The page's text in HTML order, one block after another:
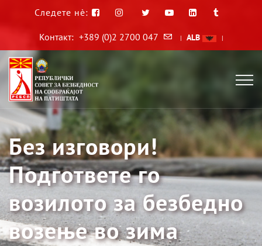
Следете нè:
Контакт: +389 (0)2 2700 047 | ALB |
Без изговори!
Подгответе го
возилото за безбедно
возење во зима